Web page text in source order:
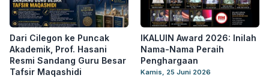
Dari Cilegon ke Puncak
Akademik, Prof. Hasani
Resmi Sandang Guru Besar
Tafsir Maqashidi
IKALUIN Award 2026: Inilah
Nama-Nama Peraih
Penghargaan
Kamis, 25 Juni 2026